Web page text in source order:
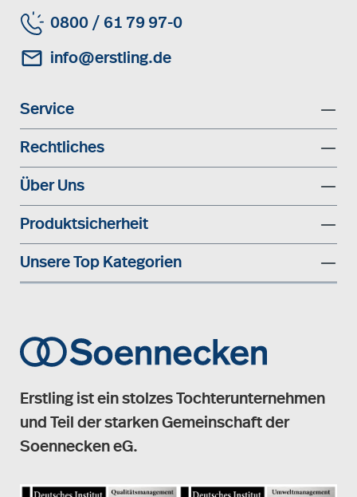
0800 / 61 79 97-0
info@erstling.de
Service
Rechtliches
Über Uns
Produktsicherheit
Unsere Top Kategorien
Erstling ist ein stolzes Tochterunternehmen
und Teil der starken Gemeinschaft der
Soennecken eG.